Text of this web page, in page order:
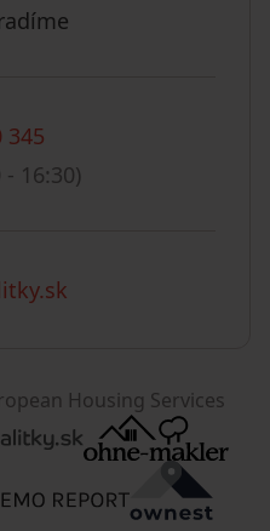
345
- 16:30)
Housing Services